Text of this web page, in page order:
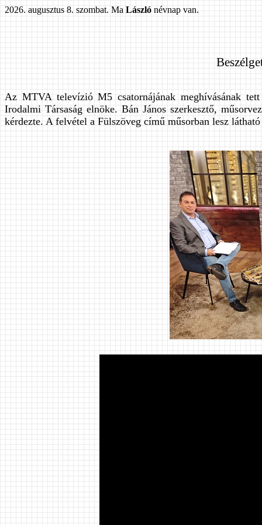
2026. augusztus 8. szombat. Ma László névnap van.
Az MTVA televízió M5 csatornájának meghívásának
Irodalmi Társaság elnöke. Bán János szerkesztő,
kérdezte. A felvétel a Fülszöveg című műsorban lesz